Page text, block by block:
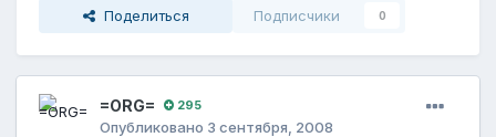
Поделиться Подписчики 0
=ORG= 295
Опубликовано 3 сентября, 2008